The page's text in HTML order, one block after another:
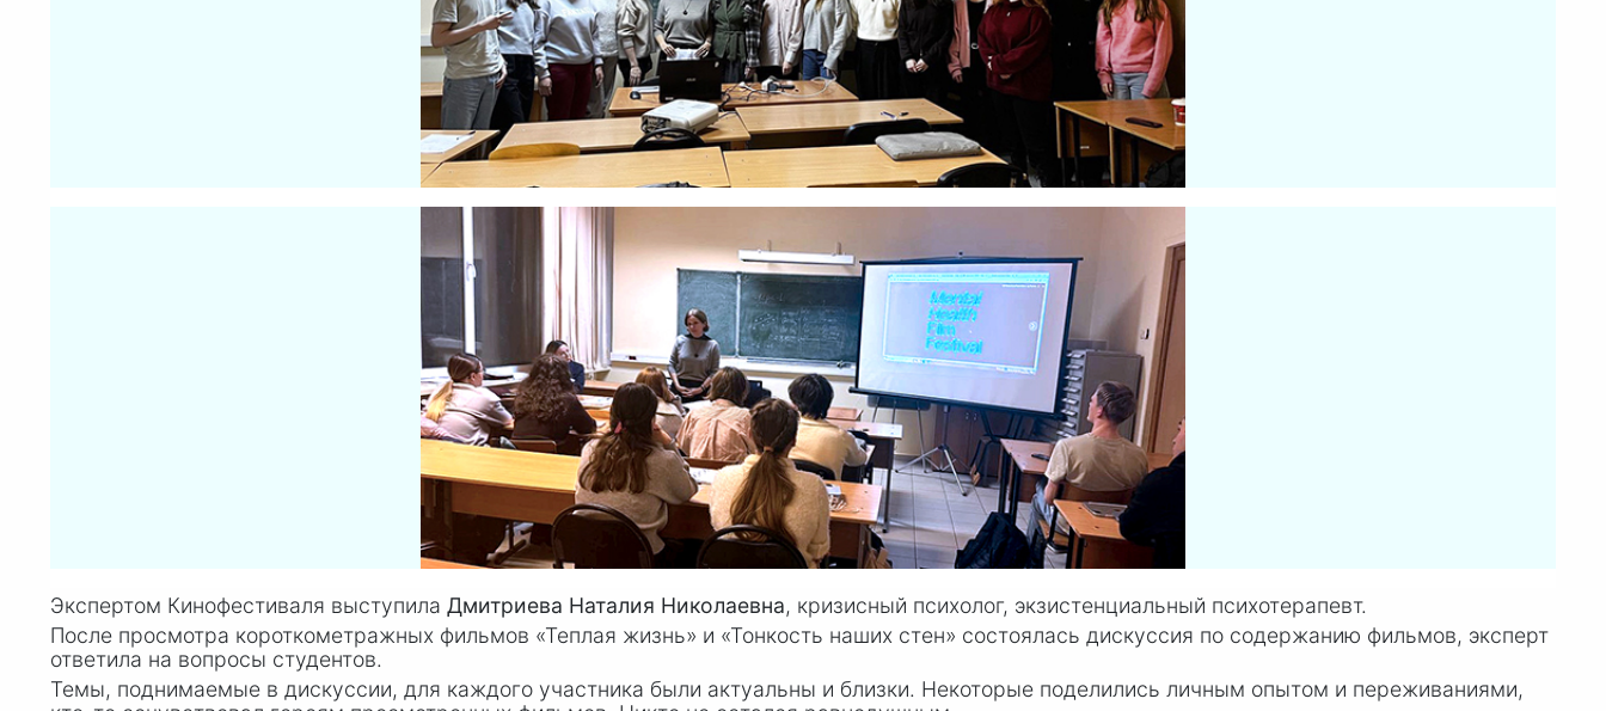
Экспертом Кинофестиваля выступила Дмитриева Наталия Николаевна, кризисный психолог, экзистенциальный психотерапевт.
После просмотра короткометражных фильмов «Теплая жизнь» и «Тонкость наших стен» состоялась дискуссия по содержанию фильмов, эксперт
ответила на вопросы студентов.
Темы, поднимаемые в дискуссии, для каждого участника были актуальны и близки. Некоторые поделились личным опытом и переживаниями,